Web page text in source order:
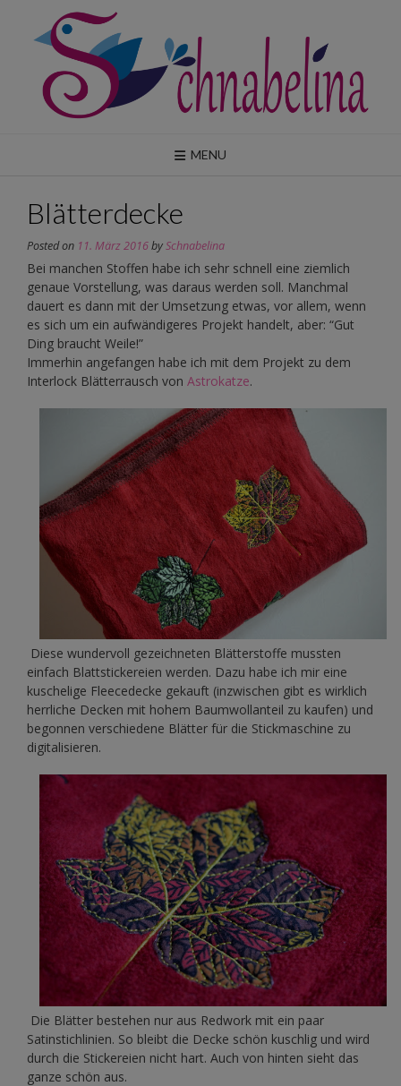
content
MENU
Blätterdecke
Posted on 11. März 2016bySchnabelina
Bei manchen Stoffen habe ich sehr schnell eine ziemlich
genaue Vorstellung, was daraus werden soll. Manchmal
dauert es dann mit der Umsetzung etwas, vor allem, wenn
es sich um ein aufwändigeres Projekt handelt, aber: “Gut
Ding braucht Weile!”
Immerhin angefangen habe ich mit dem Projekt zu dem
Interlock Blätterrausch von Astrokatze.
Diese wundervoll gezeichneten Blätterstoffe mussten
einfach Blattstickereien werden. Dazu habe ich mir eine
kuschelige Fleecedecke gekauft (inzwischen gibt es wirklich
herrliche Decken mit hohem Baumwollanteil zu kaufen) und
begonnen verschiedene Blätter für die Stickmaschine zu
digitalisieren.
Die Blätter bestehen nur aus Redwork mit ein paar
Satinstichlinien. So bleibt die Decke schön kuschlig und wird
durch die Stickereien nicht hart. Auch von hinten sieht das
ganze schön aus.